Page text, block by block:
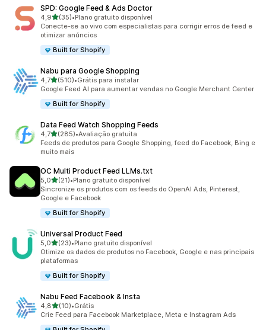
SPD: Google Feed & Ads Doctor
4,9de 5 estrelas
(35)
35 avaliações ao todo
•Plano gratuito disponível
Conecte-se ao vivo com especialistas para corrigir erros de feed e
otimizar anúncios
Built for Shopify
Nabu para Google Shopping
4,7de 5 estrelas
(510)
510 avaliações ao todo
•Grátis para instalar
Google Feed AI para aumentar vendas no Google Merchant Center
Built for Shopify
Data Feed Watch Shopping Feeds
4,7de 5 estrelas
(285)
285 avaliações ao todo
•Avaliação gratuita
Feeds de produtos para Google Shopping, feed do Facebook, Bing e
muito mais
OC Multi Product Feed LLMs.txt
5,0de 5 estrelas
(21)
21 avaliações ao todo
•Plano gratuito disponível
Sincronize os produtos com os feeds do OpenAI Ads, Pinterest,
Google e Facebook
Built for Shopify
Universal Product Feed
5,0de 5 estrelas
(23)
23 avaliações ao todo
•Plano gratuito disponível
Otimize os dados de produtos no Facebook, Google e nas principais
plataformas
Built for Shopify
Nabu Feed Facebook & Insta
4,8de 5 estrelas
(10)
10 avaliações ao todo
•Grátis
Crie Feed para Facebook Marketplace, Meta e Instagram Ads